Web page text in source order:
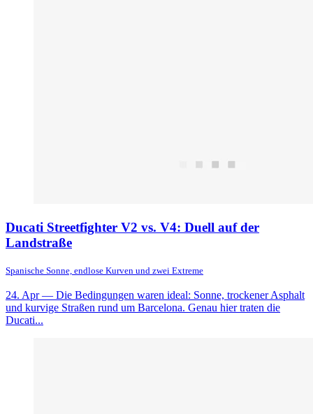
Ducati Streetfighter V2 vs. V4: Duell auf der
Landstraße
Spanische Sonne, endlose Kurven und zwei Extreme
24. Apr— Die Bedingungen waren ideal: Sonne, trockener Asphalt
und kurvige Straßen rund um Barcelona. Genau hier traten die
Ducati...